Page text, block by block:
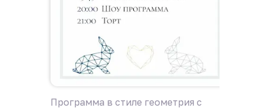
Программа в стиле геометрия с